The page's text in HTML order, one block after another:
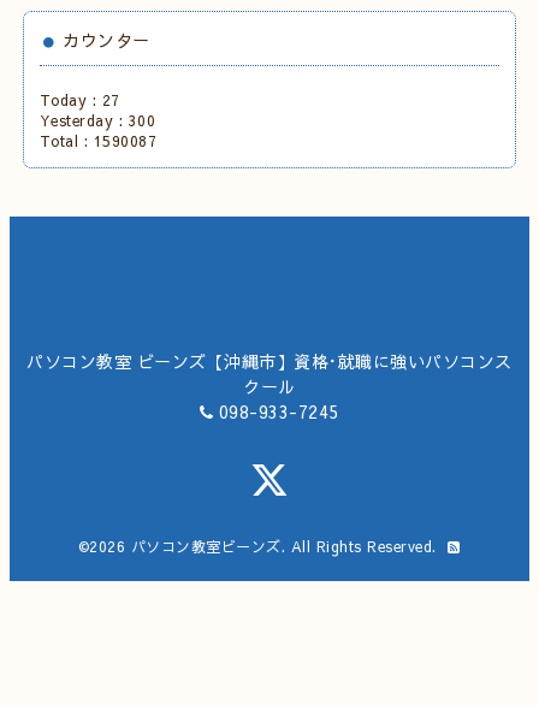
カウンター
Today : 27
Yesterday : 300
Total : 1590087
パソコン教室 ビーンズ【沖縄市】資格･就職に強いパソコンス
クール
098-933-7245
©2026 パソコン教室ビーンズ. All Rights Reserved.